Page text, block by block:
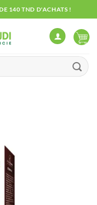
140 TND D'ACHATS !